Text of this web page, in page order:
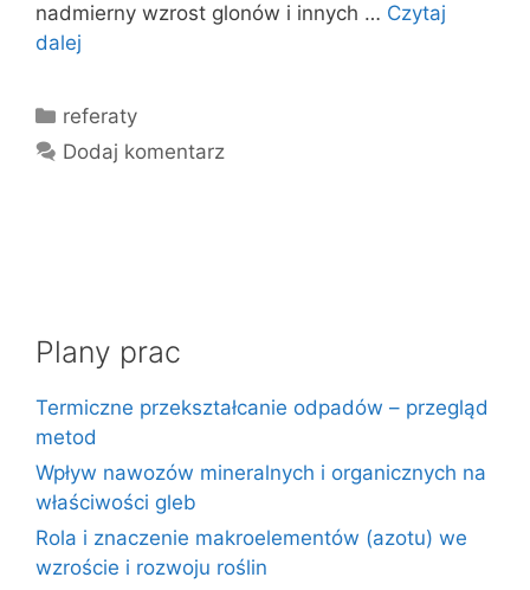
nadmierny wzrost glonów i innych … Czytaj
dalej
Kategorie
referaty
Dodaj komentarz
Plany prac
Termiczne przekształcanie odpadów – przegląd
metod
Wpływ nawozów mineralnych i organicznych na
właściwości gleb
Rola i znaczenie makroelementów (azotu) we
wzroście i rozwoju roślin